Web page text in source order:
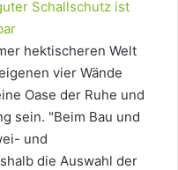
Schallschutz ist
hektischeren Welt
vier Wände
Oase der Ruhe und
sein. "Beim Bau und
und
die Auswahl der